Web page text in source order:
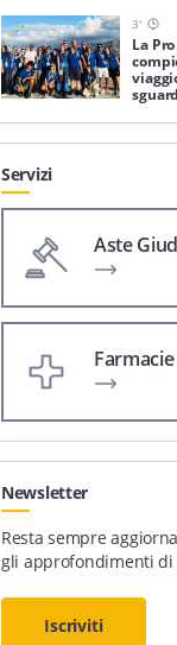
3'
La
Servizi
Aste
Newsletter
Resta sempre
gli approfondimenti di
Iscriviti